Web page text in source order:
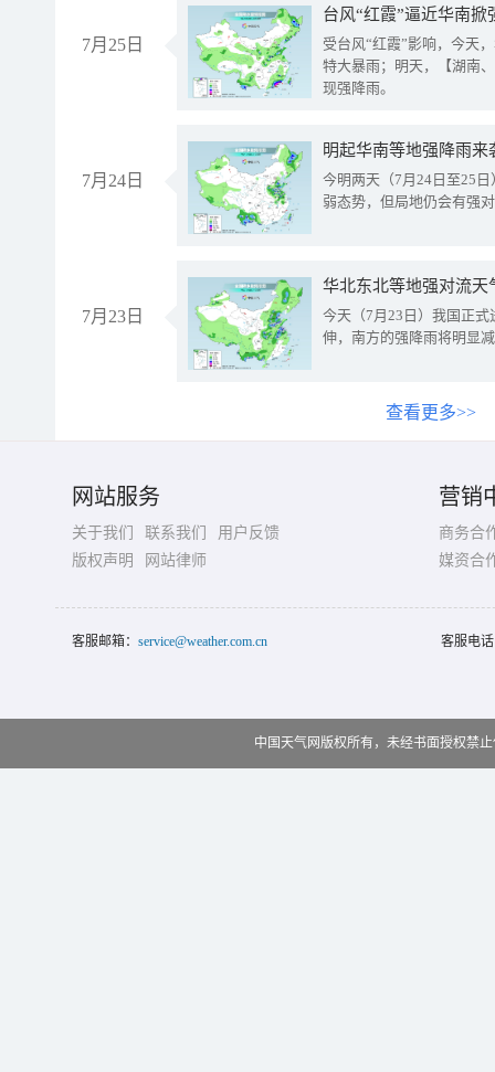
7月25日
台风“红霞”逼近华南
受台风“红霞”影响，今天
特大暴雨；明天，【湖南
现强降雨。
7月24日
明起华南等地强降雨
今明两天（7月24日至25
弱态势，但局地仍会有强
7月23日
华北东北等地强对流天
今天（7月23日）我国正
伸，南方的强降雨将明显
查看更多>>
网站服务
关于我们 联系我们
用户反馈
版权声明
网站律师
营销
商务合
媒资合
客服邮箱： service@weather.com.cn 客服电
中国天气网版权所有，未经书面授权